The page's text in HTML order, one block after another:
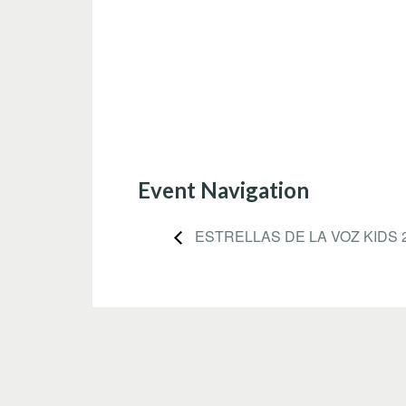
Event Navigation
ESTRELLAS DE LA VOZ KIDS